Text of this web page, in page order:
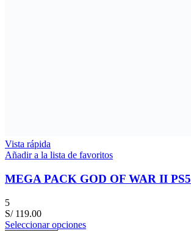
Vista rápida
Añadir a la lista de favoritos
MEGA PACK GOD OF WAR II PS5
5
S/119.00
Seleccionar opciones